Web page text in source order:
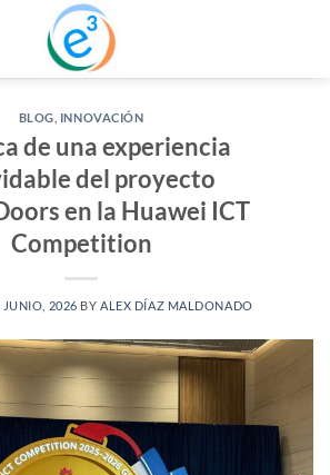
BLOG INNOVACIÓN
de una experiencia
del proyecto
en la Huawei ICT
Competition
JUNIO, 2026 BY ALEX DÍAZ MALDONADO